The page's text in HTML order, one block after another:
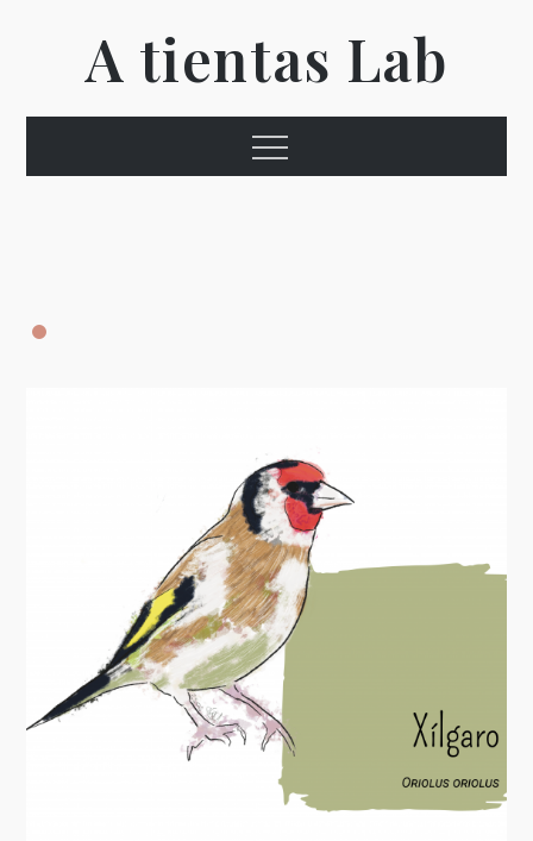
contenidoA tientas Lab
Menú